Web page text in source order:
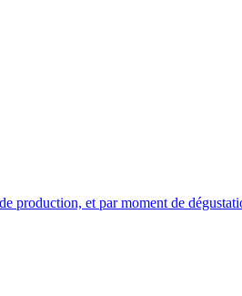
production, et par moment de